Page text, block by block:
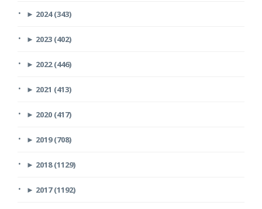
► 2024 (343)
► 2023 (402)
► 2022 (446)
► 2021 (413)
► 2020 (417)
► 2019 (708)
► 2018 (1129)
► 2017 (1192)